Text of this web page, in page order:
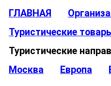
ГЛАВНАЯ
Туристические
Туристические
Москва
Европа